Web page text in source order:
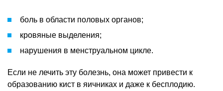
боль в области половых органов;
кровяные выделения;
нарушения в менструальном цикле.
Если не лечить эту болезнь, она может привести к
образованию кист в яичниках и даже к бесплодию.